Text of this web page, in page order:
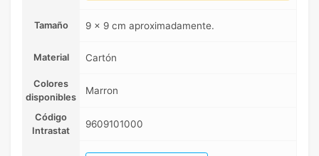
Tamaño 9 x 9 cm aproximadamente.
Material Cartón
Colores
disponibles
Marron
Código
Intrastat
9609101000